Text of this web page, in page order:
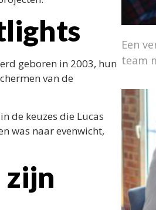
geboren in 2003, hun
van de
de keuzes die Lucas
was naar evenwicht,
zijn
Een
team